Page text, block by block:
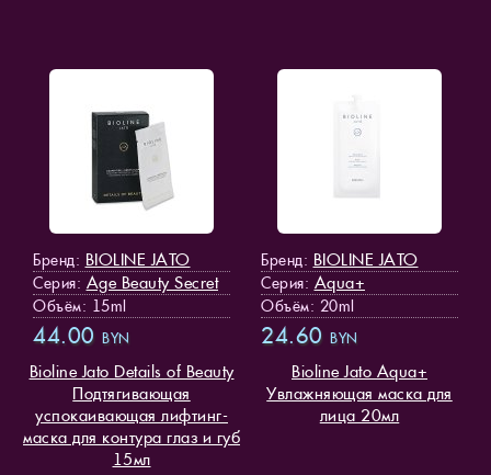
Бренд: BIOLINE JATO
Серия: Age Beauty Secret
Объём: 15ml
44.00 BYN
Bioline Jato Details of Beauty
Подтягивающая
успокаивающая лифтинг-
маска для контура глаз и губ
15мл
Бренд: BIOLINE JATO
Серия: Aqua+
Объём: 20ml
24.60 BYN
Bioline Jato Aqua+
Увлажняющая маска для
лица 20мл